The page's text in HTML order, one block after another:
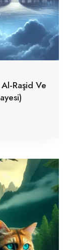
Raşid Ve